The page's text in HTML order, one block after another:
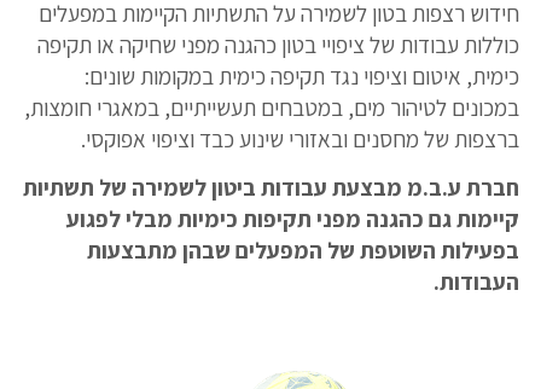
חידוש רצפות בטון לשמירה על התשתיות הקיימות במפעלים
כוללות עבודות של ציפויי בטון כהגנה מפני שחיקה או תקיפה
כימית, איטום וציפוי נגד תקיפה כימית במקומות שונים:
במכונים לטיהור מים, במטבחים תעשייתיים, במאגרי חומצות,
ברצפות של מחסנים ובאזורי שינוע כבד וציפוי אפוקסי.
חברת ע.ב.מ מבצעת עבודות ביטון לשמירה של תשתיות
קיימות גם כהגנה מפני תקיפות כימיות מבלי לפגוע
בפעילות השוטפת של המפעלים שבהן מתבצעות
העבודות.